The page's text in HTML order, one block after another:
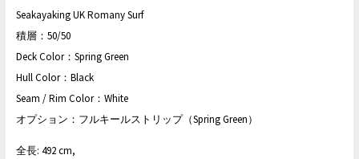
Seakayaking UK Romany Surf
積層：50/50
Deck Color：Spring Green
Hull Color：Black
Seam / Rim Color：White
オプション：フルキールストリップ（Spring Green）
全長: 492 cm,